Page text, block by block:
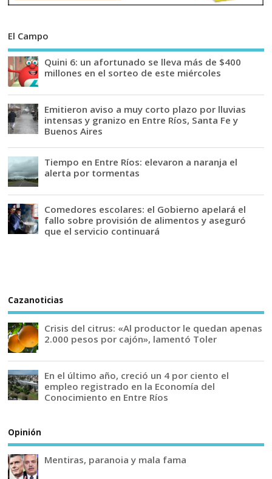
El Campo
Quini 6: un afortunado se lleva más de $400
millones en el sorteo de este miércoles
Emitieron aviso a muy corto plazo por lluvias
intensas y granizo en Entre Ríos, Santa Fe y
Buenos Aires
Tiempo en Entre Ríos: elevaron a naranja el
alerta por tormentas
Comedores escolares: el Gobierno apelará el
fallo sobre provisión de alimentos y aseguró
que el servicio continuará
Cazanoticias
Crisis del citrus: «Al productor le quedan apenas
2.000 pesos por cajón», lamentó Toler
En el último año, creció un 4 por ciento el
empleo registrado en la Economía del
Conocimiento en Entre Ríos
Opinión
Mentiras, paranoia y mala fama